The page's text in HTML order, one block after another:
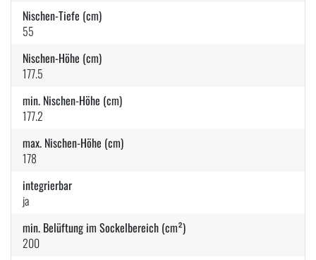
Nischen-Tiefe (cm)
55
Nischen-Höhe (cm)
177.5
min. Nischen-Höhe (cm)
177.2
max. Nischen-Höhe (cm)
178
integrierbar
ja
min. Belüftung im Sockelbereich (cm²)
200